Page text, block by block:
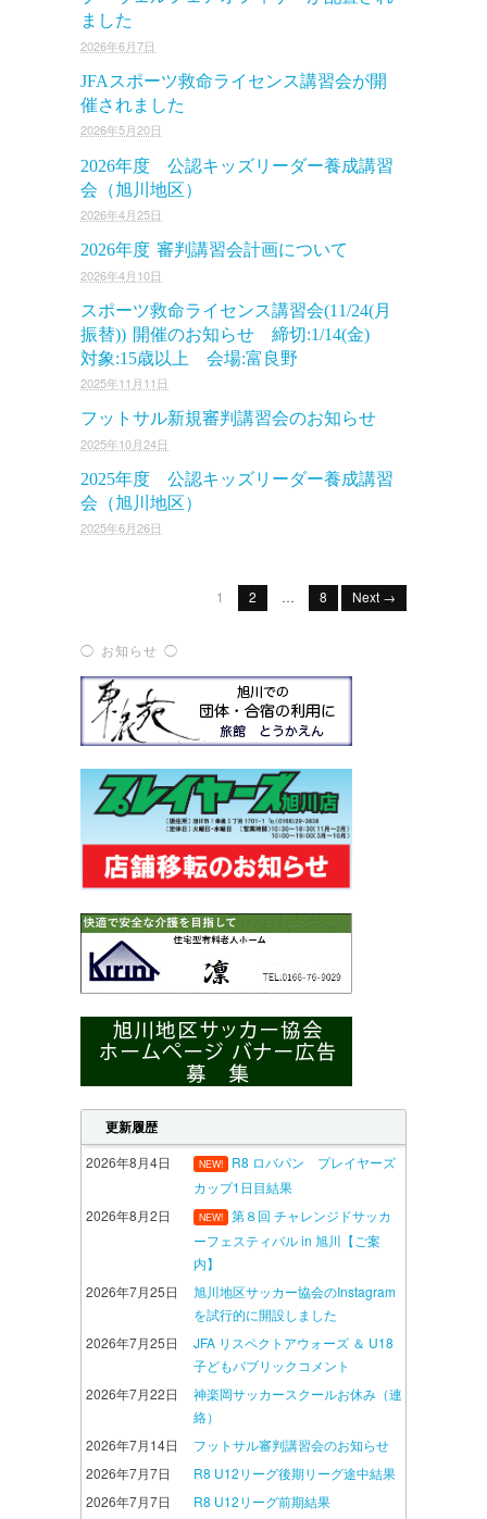
ました
2026年6月7日
JFAスポーツ救命ライセンス講習会が開
催されました
2026年5月20日
2026年度 公認キッズリーダー養成講習
会（旭川地区）
2026年4月25日
2026年度 審判講習会計画について
2026年4月10日
スポーツ救命ライセンス講習会(11/24(月
振替)) 開催のお知らせ 締切:1/14(金)
対象:15歳以上 会場:富良野
2025年11月11日
フットサル新規審判講習会のお知らせ
2025年10月24日
2025年度 公認キッズリーダー養成講習
会（旭川地区）
2025年6月26日
1 2 … 8 Next →
◯ お知らせ ◯
更新履歴
2026年8月4日 NEW!
R8 ロバパン プレイヤーズ
カップ1日目結果
2026年8月2日
NEW!
第８回 チャレンジドサッカ
ーフェスティバル in 旭川【ご案
内】
2026年7月25日
旭川地区サッカー協会のInstagram
を試行的に開設しました
2026年7月25日
JFA リスペクトアウォーズ ＆ U18
子どもパブリックコメント
2026年7月22日
神楽岡サッカースクールお休み（連
絡）
2026年7月14日
フットサル審判講習会のお知らせ
2026年7月7日
R8 U12リーグ後期リーグ途中結果
2026年7月7日
R8 U12リーグ前期結果